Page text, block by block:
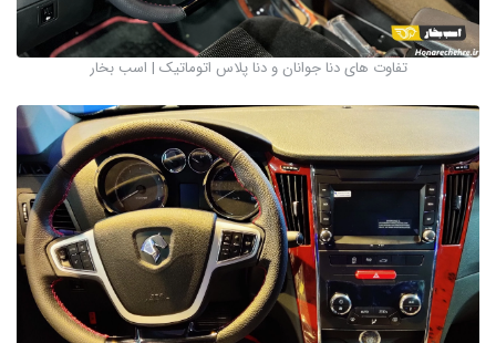
تفاوت های دنا جوانان و دنا پلاس اتوماتیک | اسب بخار